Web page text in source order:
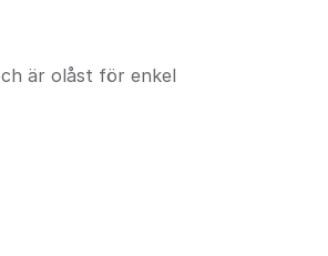
är olåst för enkel